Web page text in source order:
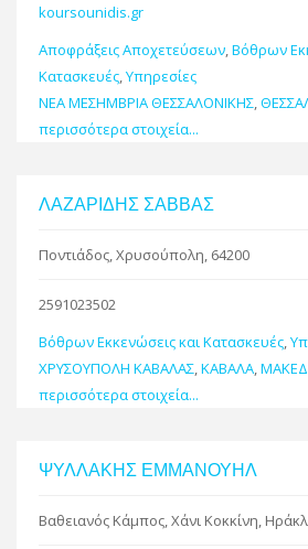
koursounidis.gr
Αποφράξεις Αποχετεύσεων,Βόθρων
Κατασκευές,Υπηρεσίες
ΝΕΑ ΜΕΣΗΜΒΡΙΑ ΘΕΣΣΑΛΟΝΙΚΗΣ,
περισσότερα στοιχεία...
ΛΑΖΑΡΙΔΗΣ ΣΑΒΒΑΣ
Ποντιάδος, Χρυσούπολη, 64200
2591023502
Βόθρων Εκκενώσεις και Κατασκευές,
ΧΡΥΣΟΥΠΟΛΗ ΚΑΒΑΛΑΣ,ΚΑΒΑΛΑ,
περισσότερα στοιχεία...
ΨΥΛΛΑΚΗΣ ΕΜΜΑΝΟΥΗΛ
Βαθειανός Κάμπος, Χάνι Κοκκίνη,